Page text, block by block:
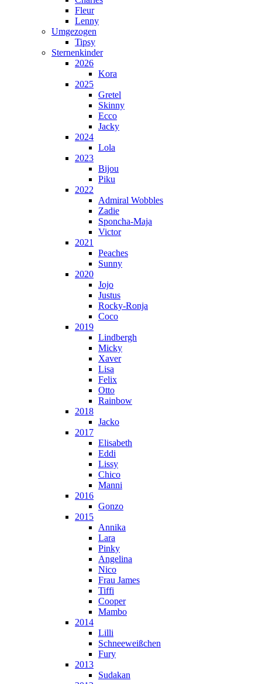
Fleur
Lenny
Umgezogen
Tipsy
Sternenkinder
2026
Kora
2025
Gretel
Skinny
Ecco
Jacky
2024
Lola
2023
Bijou
Piku
2022
Admiral Wobbles
Zadie
Sponcha-Maja
Victor
2021
Peaches
Sunny
2020
Jojo
Justus
Rocky-Ronja
Coco
2019
Lindbergh
Micky
Xaver
Lisa
Felix
Otto
Rainbow
2018
Jacko
2017
Elisabeth
Eddi
Lissy
Chico
Manni
2016
Gonzo
2015
Annika
Lara
Pinky
Angelina
Nico
Frau James
Tiffi
Cooper
Mambo
2014
Lilli
Schneeweißchen
Fury
2013
Sudakan